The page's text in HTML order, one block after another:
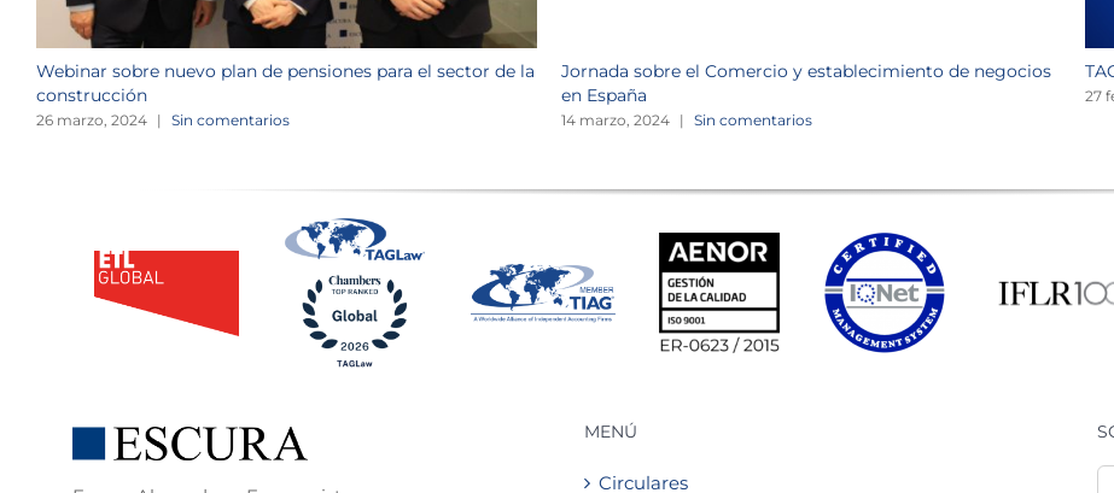
Webinar sobre nuevo plan de pensiones para el sector de la
construcción
26 marzo, 2024 | Sin comentarios
Jornada sobre el Comercio y establecimiento de negocios
en España
14 marzo, 2024 | Sin comentarios
27
MENÚ
Circulares